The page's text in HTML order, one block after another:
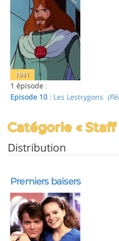
1981
1 épisode :
Episode 10 : Les Lestrygons
Catégorie « Staff
Distribution
Premiers baisers